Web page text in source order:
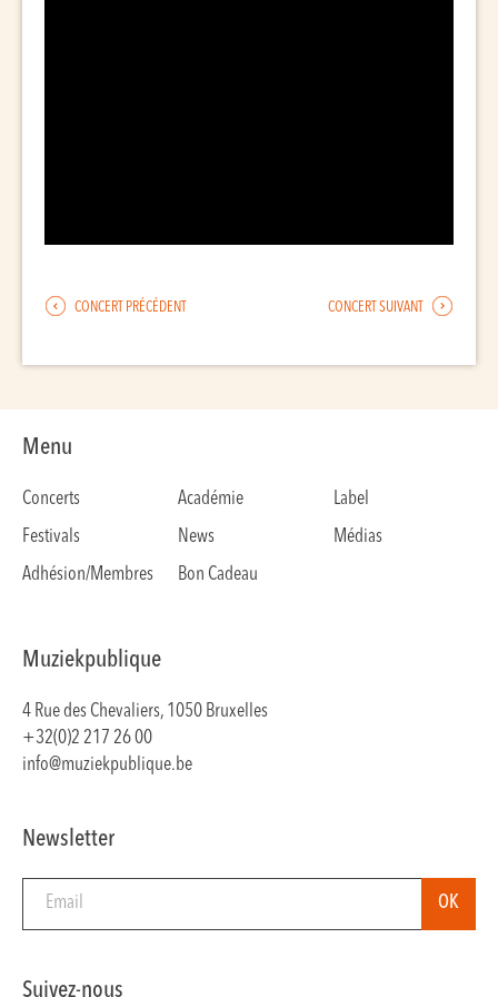
CONCERT PRÉCÉDENT CONCERT SUIVANT
Menu
Concerts Académie
Label
Festivals
News
Médias
Adhésion/Membres
Bon Cadeau
Muziekpublique
4 Rue des Chevaliers, 1050 Bruxelles
+32(0)2 217 26 00
info@muziekpublique.be
Newsletter
Suivez-nous